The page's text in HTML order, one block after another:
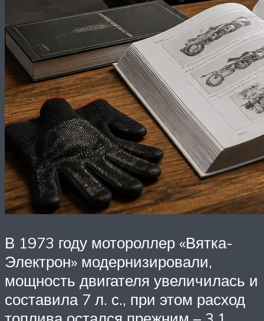
В 1973 году мотороллер «Вятка-
Электрон» модернизировали,
мощность двигателя увеличилась и
составила 7 л. с., при этом расход